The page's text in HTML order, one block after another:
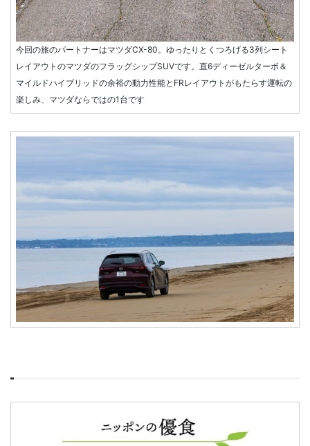
今回の旅のパートナーはマツダCX-80。ゆったりとくつろげる3列シート
レイアウトのマツダのフラッグシップSUVです。直6ディーゼルターボ＆
マイルドハイブリッドの余裕の動力性能とFRレイアウトがもたらす運転の
楽しみ、マツダならではの1台です